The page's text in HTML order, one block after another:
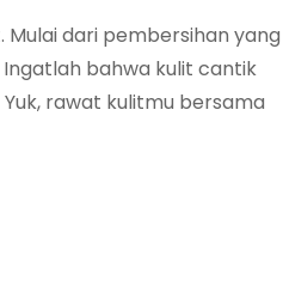
dari pembersihan yang
bahwa kulit cantik
rawat kulitmu bersama